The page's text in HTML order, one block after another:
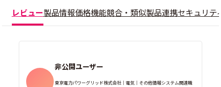
レビュー製品情報価格機能競合・類似製品連携セキュリテ
非公開ユーザー
東京電力パワーグリッド株式会社｜電気｜その他情報システム関連職